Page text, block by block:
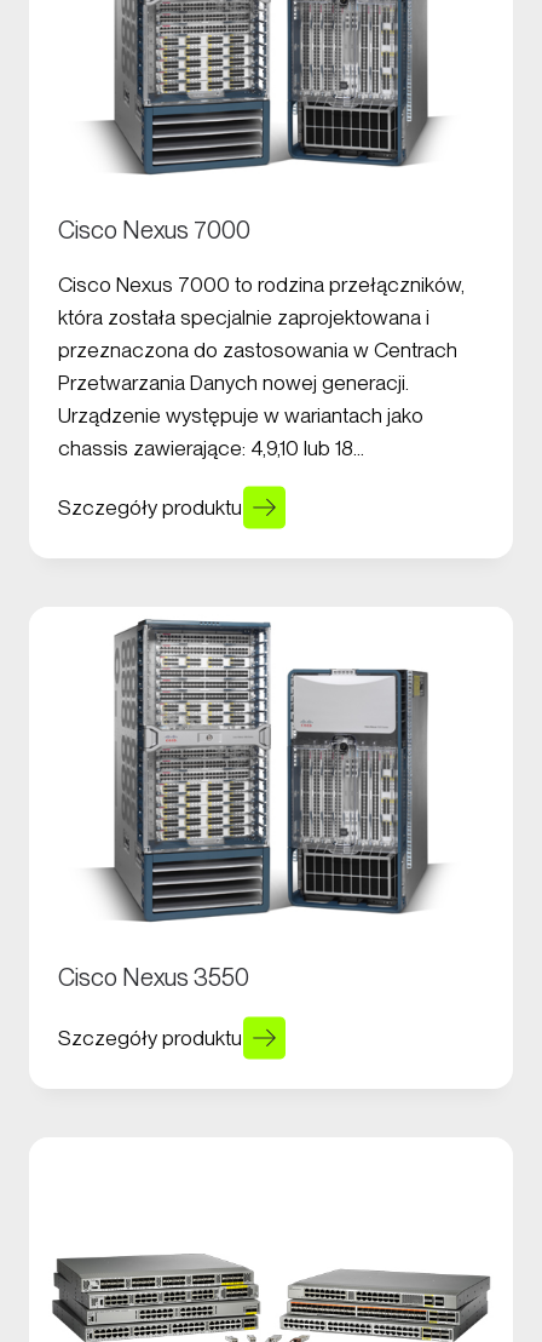
Cisco Nexus 7000
Cisco Nexus 7000 to rodzina przełączników,
która została specjalnie zaprojektowana i
przeznaczona do zastosowania w Centrach
Przetwarzania Danych nowej generacji.
Urządzenie występuje w wariantach jako
chassis zawierające: 4,9,10 lub 18…
Szczegóły produktu
Cisco Nexus 3550
Szczegóły produktu